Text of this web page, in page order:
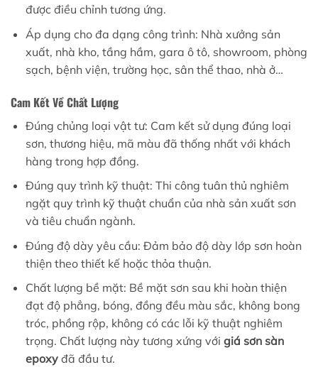
được điều chỉnh tương ứng.
Áp dụng cho đa dạng công trình: Nhà xưởng sản
xuất, nhà kho, tầng hầm, gara ô tô, showroom, phòng
sạch, bệnh viện, trường học, sân thể thao, nhà ở…
Cam Kết Về Chất Lượng
Đúng chủng loại vật tư: Cam kết sử dụng đúng loại
sơn, thương hiệu, mã màu đã thống nhất với khách
hàng trong hợp đồng.
Đúng quy trình kỹ thuật: Thi công tuân thủ nghiêm
ngặt quy trình kỹ thuật chuẩn của nhà sản xuất sơn
và tiêu chuẩn ngành.
Đúng độ dày yêu cầu: Đảm bảo độ dày lớp sơn hoàn
thiện theo thiết kế hoặc thỏa thuận.
Chất lượng bề mặt: Bề mặt sơn sau khi hoàn thiện
đạt độ phẳng, bóng, đồng đều màu sắc, không bong
tróc, phồng rộp, không có các lỗi kỹ thuật nghiêm
trọng. Chất lượng này tương xứng với giá sơn sàn
epoxyđã đầu tư.